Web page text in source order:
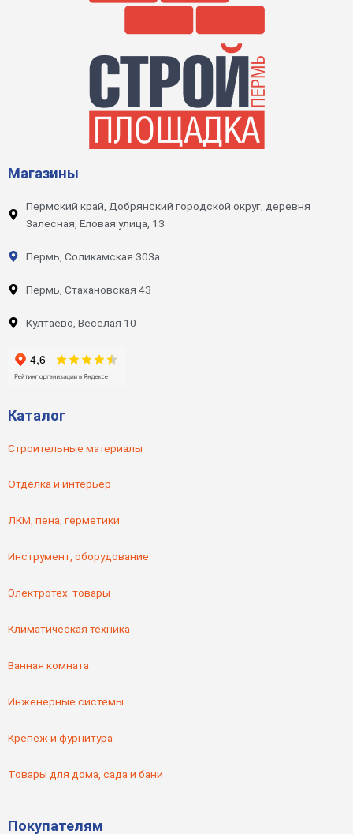
Магазины
Пермский край, Добрянский городской округ, деревня
Залесная, Еловая улица, 13
Пермь, Соликамская 303а
Пермь, Стахановская 43
Култаево, Веселая 10
Каталог
Строительные материалы
Отделка и интерьер
ЛКМ, пена, герметики
Инструмент, оборудование
Электротех. товары
Климатическая техника
Ванная комната
Инженерные системы
Крепеж и фурнитура
Товары для дома, сада и бани
Покупателям